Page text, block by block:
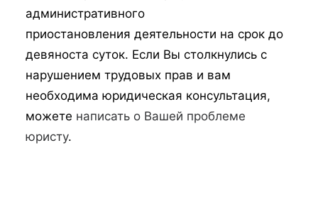
административного
приостановления деятельности на срок до
девяноста суток. Если Вы столкнулись с
нарушением трудовых прав и вам
необходима юридическая консультация,
можете написать о Вашей проблеме
юристу.